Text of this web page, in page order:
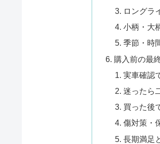
ロングラ
小柄・大
季節・時
購入前の最
実車確認
迷ったら
買った後
傷対策・
長期満足